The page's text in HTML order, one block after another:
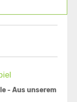
- Aus unserem